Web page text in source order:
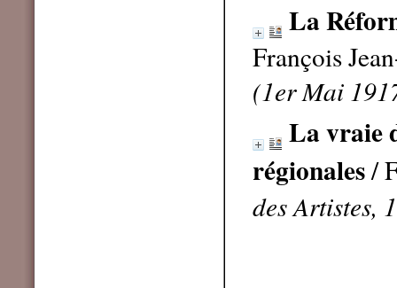
La
François
(1er Mai
La vraie
régionales/
des Artistes,